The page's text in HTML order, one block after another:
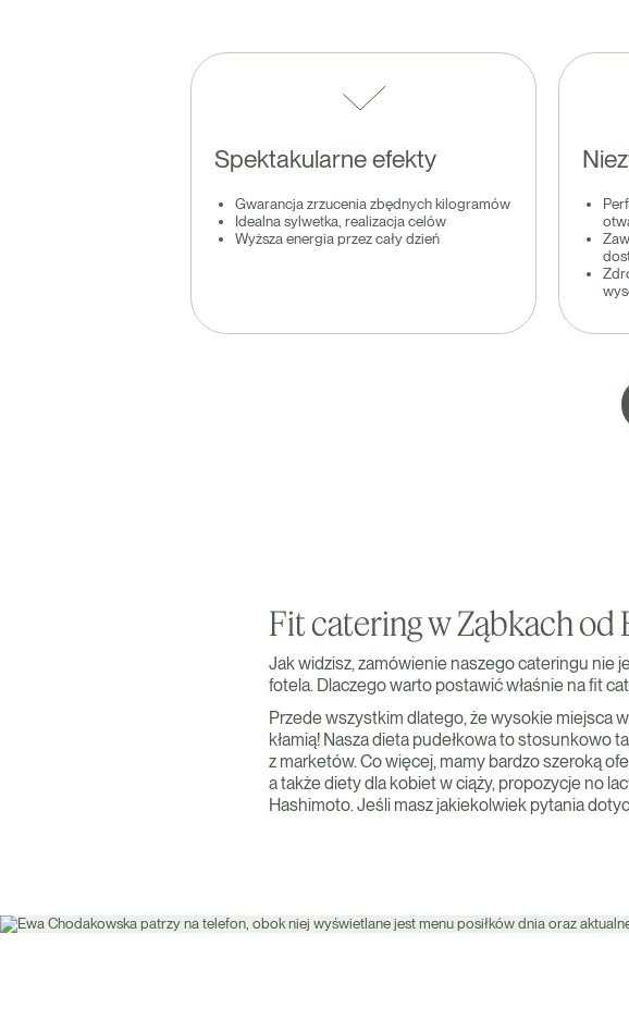
Spektakularne efekty
Gwarancja zrzucenia zbędnych kilogramów
Idealna sylwetka, realizacja celów
Wyższa energia przez cały dzień
Fit catering w Ząbkach od
Jak widzisz, zamówienie naszego cateringu nie
fotela. Dlaczego warto postawić właśnie na fit
Przede wszystkim dlatego, że wysokie miejsca
kłamią! Nasza dieta pudełkowa to stosunkowo
z marketów. Co więcej, mamy bardzo szeroką
a także diety dla kobiet w ciąży, propozycje no
Hashimoto. Jeśli masz jakiekolwiek pytania